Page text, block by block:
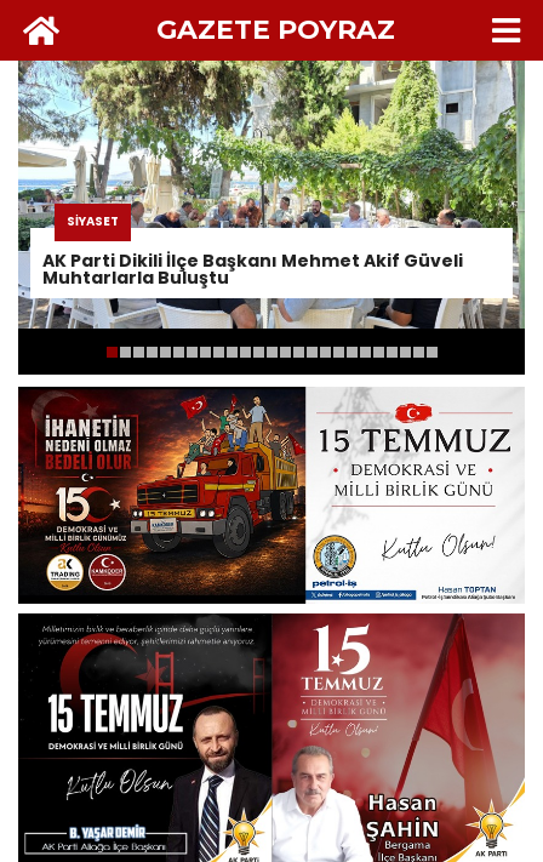
GAZETE POYRAZ
SİYASET
AK Parti Dikili İlçe Başkanı Mehmet Akif Güveli
Muhtarlarla Buluştu